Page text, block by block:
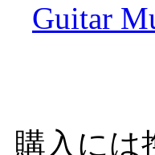
Guitar
購入には